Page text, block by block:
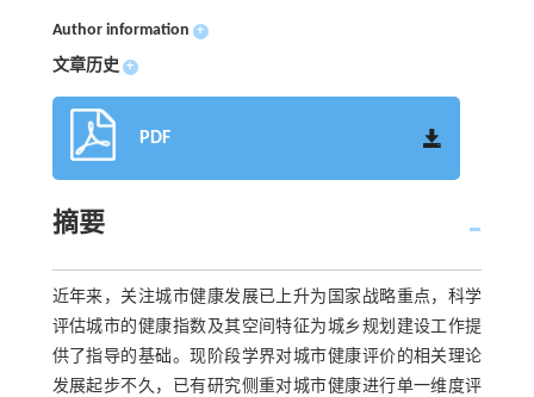
Author information +
文章历史 +
PDF
摘要
近年来，关注城市健康发展已上升为国家战略重点，科学
评估城市的健康指数及其空间特征为城乡规划建设工作提
供了指导的基础。现阶段学界对城市健康评价的相关理论
发展起步不久，已有研究侧重对城市健康进行单一维度评